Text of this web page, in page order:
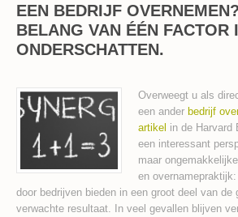
EEN BEDRIJF
BELANG VAN ÉÉN FACTOR
ONDERSCHATTEN.
Overweegt u als
een ander bedrijf
artikel in de Harvard
een interessant
maar
en
door bedrijven bieden in een groot deel van de
verwachte resultaat. In veel gevallen blijven